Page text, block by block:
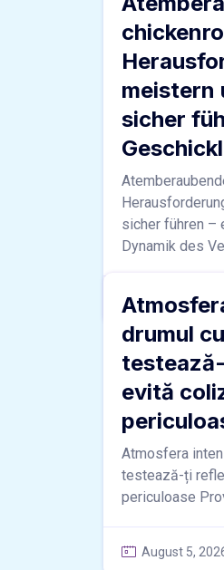
meistern
sicher
sicher führen –
Dynamik des Ve
August 5,
drumul
evită
Atmosfera
testează-ți
periculoase
August 5,